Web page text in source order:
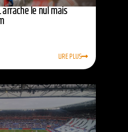
arrache le nul mais
LIRE PLUS